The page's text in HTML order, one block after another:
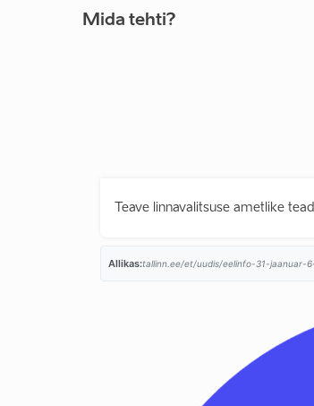
Mida tehti?
Teave linnavalitsuse ametlike
Allikas:tallinn.ee/et/uudis/eelinfo-31-jaanuar-